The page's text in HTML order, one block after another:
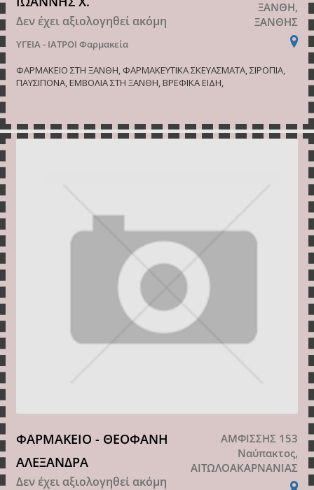
Δεν έχει αξιολογηθεί ακόμη
ΥΓΕΙΑ - ΙΑΤΡΟΙ Φαρμακεία
ΞΑΝΘΗ,
ΞΑΝΘΗΣ
ΦΑΡΜΑΚΕΙΟ ΣΤΗ ΞΑΝΘΗ, ΦΑΡΜΑΚΕΥΤΙΚΑ ΣΚΕΥΑΣΜΑΤΑ, ΣΙΡΟΠΙΑ,
ΠΑΥΣΙΠΟΝΑ, ΕΜΒΟΛΙΑ ΣΤΗ ΞΑΝΘΗ, ΒΡΕΦΙΚΑ ΕΙΔΗ,
ΦΑΡΜΑΚΕΙΟ - ΘΕΟΦΑΝΗ
ΑΛΕΞΑΝΔΡΑ
Δεν έχει αξιολογηθεί ακόμη
ΑΜΦΙΣΣΗΣ 153
Ναύπακτος,
ΑΙΤΩΛΟΑΚΑΡΝΑΝΙΑΣ